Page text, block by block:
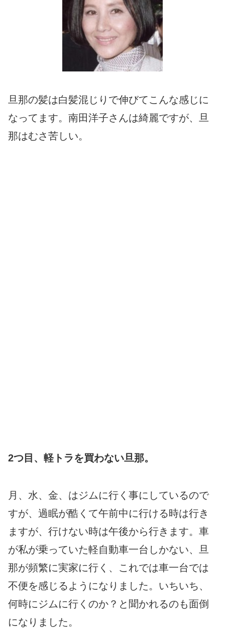
旦那の髪は白髪混じりで伸びてこんな感じに
なってます。南田洋子さんは綺麗ですが、旦
那はむさ苦しい。
2つ目、軽トラを買わない旦那。
月、水、金、はジムに行く事にしているので
すが、過眠が酷くて午前中に行ける時は行き
ますが、行けない時は午後から行きます。車
が私が乗っていた軽自動車一台しかない、旦
那が頻繁に実家に行く、これでは車一台では
不便を感じるようになりました。いちいち、
何時にジムに行くのか？と聞かれるのも面倒
になりました。